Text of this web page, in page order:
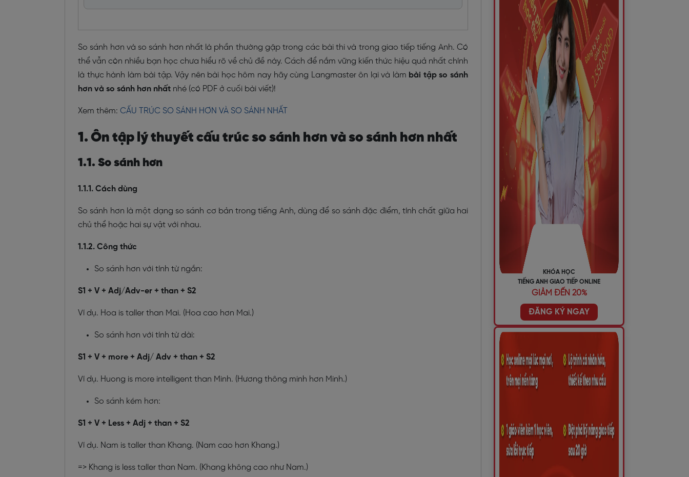
So sánh hơn và so sánh hơn nhất là phần thường gặp trong các bài thi và trong giao tiếp tiếng Anh. Có
thể vẫn còn nhiều bạn học chưa hiểu rõ về chủ đề này. Cách để nắm vững kiến thức hiệu quả nhất chính
là thực hành làm bài tập. Vậy nên bài học hôm nay hãy cùng Langmaster ôn lại và làm bài tập so sánh
hơn và so sánh hơn nhất nhé (có PDF ở cuối bài viết)!
Xem thêm: CẤU TRÚC SO SÁNH HƠN VÀ SO SÁNH NHẤT
1. Ôn tập lý thuyết cấu trúc so sánh hơn và so sánh hơn nhất
1.1. So sánh hơn
1.1.1. Cách dùng
So sánh hơn là một dạng so sánh cơ bản trong tiếng Anh, dùng để so sánh đặc điểm, tính chất giữa hai
chủ thể hoặc hai sự vật với nhau.
1.1.2. Công thức
So sánh hơn với tính từ ngắn:
S1 + V + Adj/Adv-er + than + S2
Ví dụ. Hoa is taller than Mai. (Hoa cao hơn Mai.)
So sánh hơn với tính từ dài:
S1 + V + more + Adj/ Adv + than + S2
Ví dụ. Huong is more intelligent than Minh. (Hương thông minh hơn Minh.)
So sánh kém hơn:
S1 + V + Less + Adj + than + S2
Ví dụ. Nam is taller than Khang. (Nam cao hơn Khang.)
=> Khang is less taller than Nam. (Khang không cao như Nam.)
KHÓA HỌC
TIẾNG ANH GIAO TIẾP ONLINE
GIẢM ĐẾN 20%
ĐĂNG KÝ NGAY